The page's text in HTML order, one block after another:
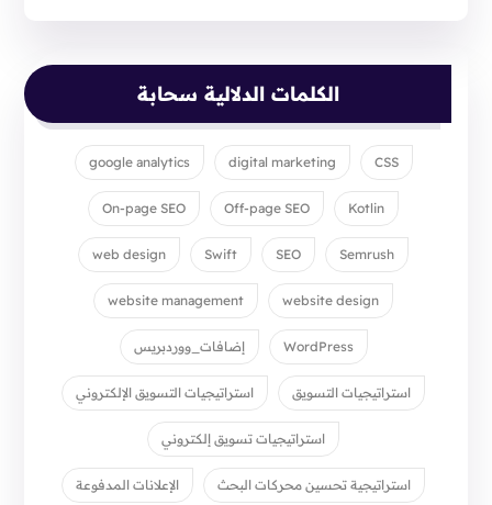
الكلمات الدلالية سحابة
CSS
digital marketing
google analytics
Kotlin
Off-page SEO
On-page SEO
Semrush
SEO
Swift
web design
website design
website management
WordPress إضافات_ووردبريس
استراتيجيات التسويق استراتيجيات التسويق الإلكتروني
استراتيجيات تسويق إلكتروني
استراتيجية تحسين محركات البحث الإعلانات المدفوعة